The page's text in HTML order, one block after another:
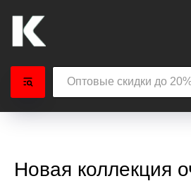
Новая коллекция